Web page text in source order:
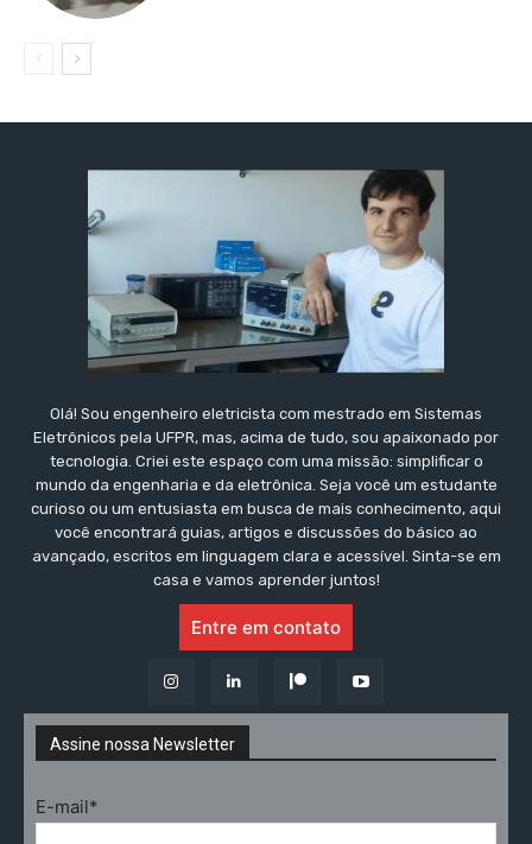
Olá! Sou engenheiro eletricista com mestrado em Sistemas
Eletrônicos pela UFPR, mas, acima de tudo, sou apaixonado por
tecnologia. Criei este espaço com uma missão: simplificar o
mundo da engenharia e da eletrônica. Seja você um estudante
curioso ou um entusiasta em busca de mais conhecimento, aqui
você encontrará guias, artigos e discussões do básico ao
avançado, escritos em linguagem clara e acessível. Sinta-se em
casa e vamos aprender juntos!
Entre em contato
Assine nossa Newsletter
E-mail*